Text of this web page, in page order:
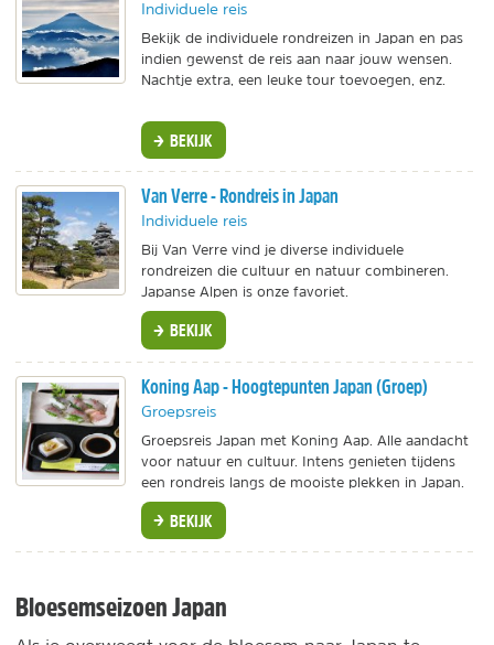
Individuele reis
Bekijk de individuele rondreizen in Japan en pas
indien gewenst de reis aan naar jouw wensen.
Nachtje extra, een leuke tour toevoegen, enz.
BEKIJK
Van Verre - Rondreis in Japan
Individuele reis
Bij Van Verre vind je diverse individuele
rondreizen die cultuur en natuur combineren.
Japanse Alpen is onze favoriet.
BEKIJK
Koning Aap - Hoogtepunten Japan (Groep)
Groepsreis
Groepsreis Japan met Koning Aap. Alle aandacht
voor natuur en cultuur. Intens genieten tijdens
een rondreis langs de mooiste plekken in Japan.
BEKIJK
Bloesemseizoen Japan